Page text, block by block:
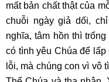
mất bản chất thật của
chuỗi ngày giả dối,
nghĩa, tâm hồn thì
có tình yêu Chúa để
lỗi, mà chúng con vì vô